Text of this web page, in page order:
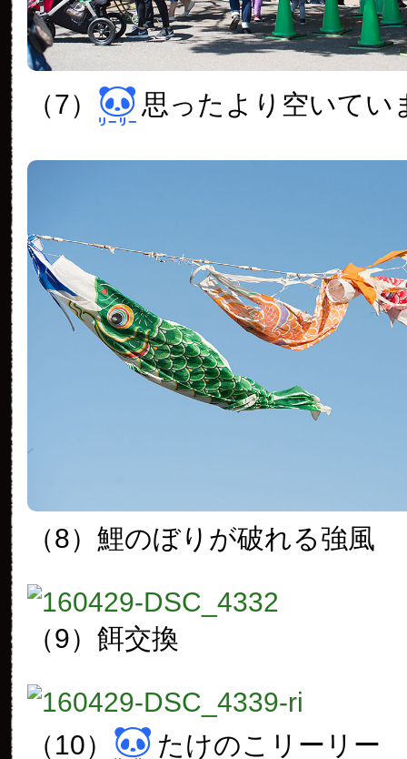
（7） 思ったより空いてい
（8）鯉のぼりが破れる強風
（9）餌交換
（10） たけのこリーリー